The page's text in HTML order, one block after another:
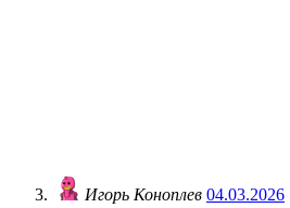
Игорь Коноплев 04.03.2026